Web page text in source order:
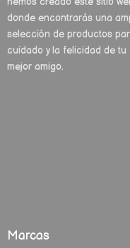
donde encontrarás una
selección de productos
cuidado y la felicidad de tu
mejor amigo.
Marcas